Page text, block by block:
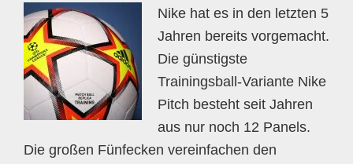
Nike hat es in den letzten 5
Jahren bereits vorgemacht.
Die günstigste
Trainingsball-Variante Nike
Pitch besteht seit Jahren
aus nur noch 12 Panels.
Die großen Fünfecken vereinfachen den